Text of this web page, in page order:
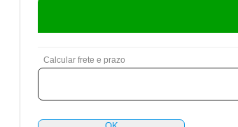
Calcular frete e prazo